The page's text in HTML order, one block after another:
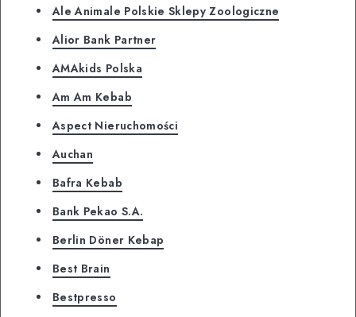
Ale Animale Polskie Sklepy Zoologiczne
Alior Bank Partner
AMAkids Polska
Am Am Kebab
Aspect Nieruchomości
Auchan
Bafra Kebab
Bank Pekao S.A.
Berlin Döner Kebap
Best Brain
Bestpresso